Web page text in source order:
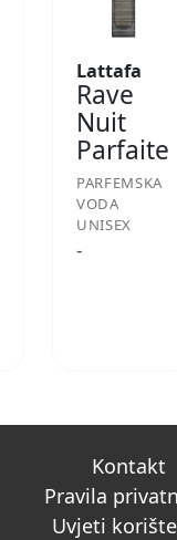
Lattafa
Rave
Nuit
Parfaite
PARFEMSKA
VODA
UNISEX
-
Kontakt
Pravila
Uvjeti